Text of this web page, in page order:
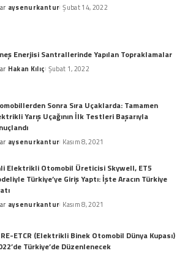
aysenurkantur Şubat 14, 2022
Enerjisi Santrallerinde Yapılan Topraklamalar
Hakan Kılıç Şubat 1, 2022
Sonra Sıra Uçaklarda: Tamamen
Yarış Uçağının İlk Testleri Başarıyla
aysenurkantur Kasım 8, 2021
Elektrikli Otomobil Üreticisi Skywell, ET5
Türkiye’ye Giriş Yaptı: İşte Aracın Türkiye
aysenurkantur Kasım 8, 2021
ETCR (Elektrikli Binek Otomobil Dünya Kupası)
Türkiye’de Düzenlenecek